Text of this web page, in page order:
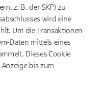
z. B. der SKP) zu
wird eine
Um die Transaktionen
Daten mittels eines
Dieses Cookie
bis zum